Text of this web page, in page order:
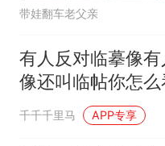
带娃翻车老父亲
有人反对临摹像
像还叫临帖你怎么
千千千里马 APP专享